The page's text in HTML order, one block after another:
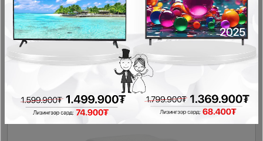
228,000₮
193,800₮